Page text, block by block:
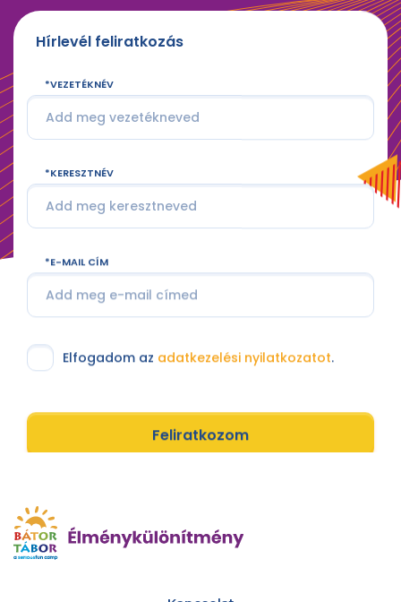
Hírlevél feliratkozás
VEZETÉKNÉV
KERESZTNÉV
E-MAIL CÍM
Elfogadom az adatkezelési nyilatkozatot.
Feliratkozom